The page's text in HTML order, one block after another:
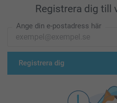
Registrera dig till
Ange din e-postadress här
Registrera dig